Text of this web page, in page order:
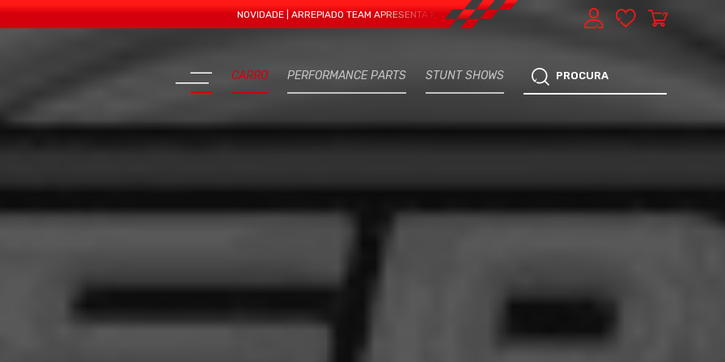
NOVIDADE | ARREPIADO TEAM APRESENTA MAIS UMA VERTENTE - EXPRESS CAR SERVICE, MANUTENÇÃO DO TEU
CARRO PERFORMANCE PARTS STUNT SHOWS